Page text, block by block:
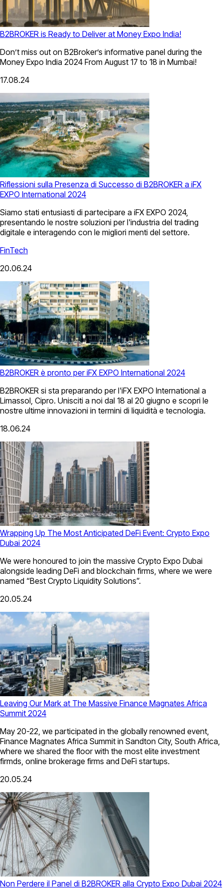
B2BROKER is Ready to Deliver at Money Expo India!
Don’t miss out on B2Broker’s informative panel during the
Money Expo India 2024 From August 17 to 18 in Mumbai!
17.08.24
Riflessioni sulla Presenza di Successo di B2BROKER a iFX
EXPO International 2024
Siamo stati entusiasti di partecipare a iFX EXPO 2024,
presentando le nostre soluzioni per l'industria del trading
digitale e interagendo con le migliori menti del settore.
FinTech
20.06.24
B2BROKER è pronto per iFX EXPO International 2024
B2BROKER si sta preparando per l'iFX EXPO International a
Limassol, Cipro. Unisciti a noi dal 18 al 20 giugno e scopri le
nostre ultime innovazioni in termini di liquidità e tecnologia.
18.06.24
Wrapping Up The Most Anticipated DeFi Event: Crypto Expo
Dubai 2024
We were honoured to join the massive Crypto Expo Dubai
alongside leading DeFi and blockchain firms, where we were
named “Best Crypto Liquidity Solutions”.
20.05.24
Leaving Our Mark at The Massive Finance Magnates Africa
Summit 2024
May 20-22, we participated in the globally renowned event,
Finance Magnates Africa Summit in Sandton City, South Africa,
where we shared the floor with the most elite investment
firmds, online brokerage firms and DeFi startups.
20.05.24
Non Perdere il Panel di B2BROKER alla Crypto Expo Dubai 2024